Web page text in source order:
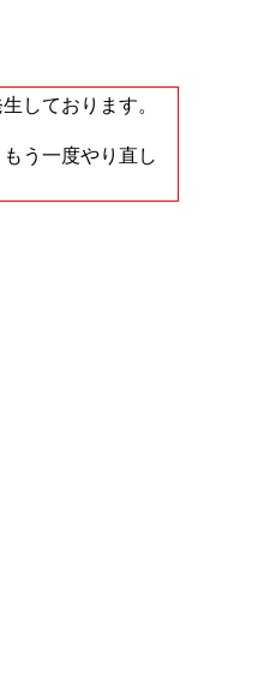
しております。
う一度やり直し